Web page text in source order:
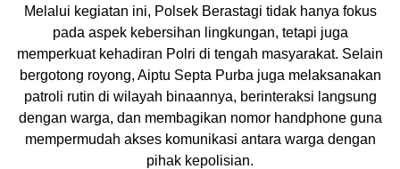
Melalui kegiatan ini, Polsek Berastagi tidak hanya fokus
pada aspek kebersihan lingkungan, tetapi juga
memperkuat kehadiran Polri di tengah masyarakat. Selain
bergotong royong, Aiptu Septa Purba juga melaksanakan
patroli rutin di wilayah binaannya, berinteraksi langsung
dengan warga, dan membagikan nomor handphone guna
mempermudah akses komunikasi antara warga dengan
pihak kepolisian.